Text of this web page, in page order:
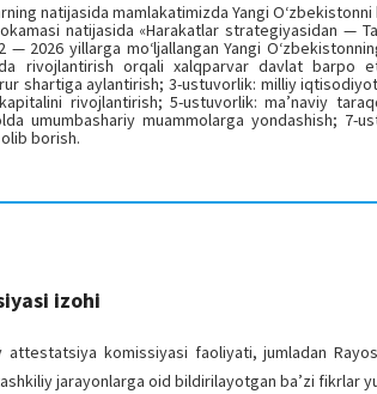
natijasida mamlakatimizda Yangi
natijasida «Harakatlar strategiyasidan
— 2026 yillarga mo‘ljallangan Yangi
rivojlantirish orqali xalqparvar davlat barpo
shartiga aylantirish; 3-ustuvorlik: milliy
rivojlantirish; 5-ustuvorlik: ma’naviy
umumbashariy muammolarga yondashish;
borish.
izohi
attestatsiya komissiyasi faoliyati, jumladan
jarayonlarga oid bildirilayotgan ba’zi fikrlar